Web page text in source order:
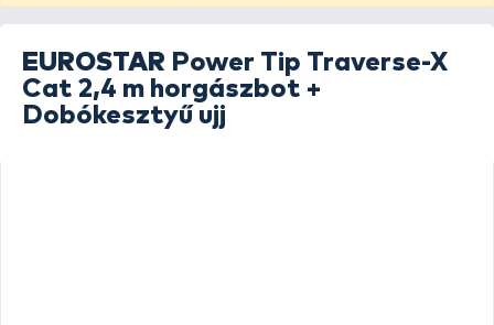
EUROSTAR Power Tip Traverse-X
Cat 2,4 m horgászbot +
Dobókesztyű ujj